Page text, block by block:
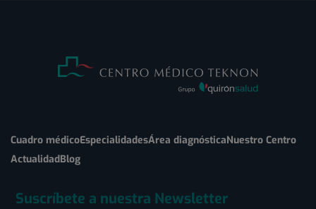
Cuadro médicoEspecialidadesÁrea diagnósticaNuestro Centro
ActualidadBlog
Suscríbete a nuestra Newsletter